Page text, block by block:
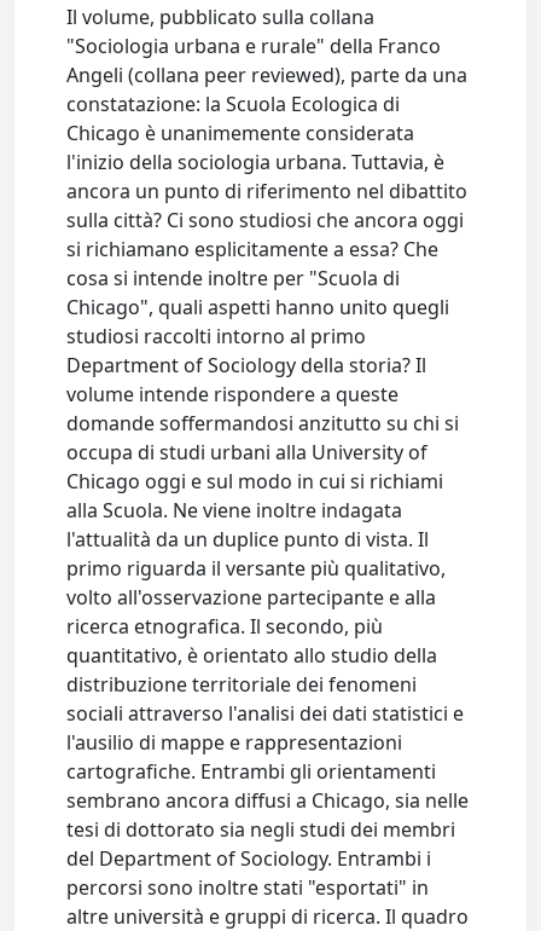
Il volume, pubblicato sulla collana
"Sociologia urbana e rurale" della Franco
Angeli (collana peer reviewed), parte da una
constatazione: la Scuola Ecologica di
Chicago è unanimemente considerata
l'inizio della sociologia urbana. Tuttavia, è
ancora un punto di riferimento nel dibattito
sulla città? Ci sono studiosi che ancora oggi
si richiamano esplicitamente a essa? Che
cosa si intende inoltre per "Scuola di
Chicago", quali aspetti hanno unito quegli
studiosi raccolti intorno al primo
Department of Sociology della storia? Il
volume intende rispondere a queste
domande soffermandosi anzitutto su chi si
occupa di studi urbani alla University of
Chicago oggi e sul modo in cui si richiami
alla Scuola. Ne viene inoltre indagata
l'attualità da un duplice punto di vista. Il
primo riguarda il versante più qualitativo,
volto all'osservazione partecipante e alla
ricerca etnografica. Il secondo, più
quantitativo, è orientato allo studio della
distribuzione territoriale dei fenomeni
sociali attraverso l'analisi dei dati statistici e
l'ausilio di mappe e rappresentazioni
cartografiche. Entrambi gli orientamenti
sembrano ancora diffusi a Chicago, sia nelle
tesi di dottorato sia negli studi dei membri
del Department of Sociology. Entrambi i
percorsi sono inoltre stati "esportati" in
altre università e gruppi di ricerca. Il quadro